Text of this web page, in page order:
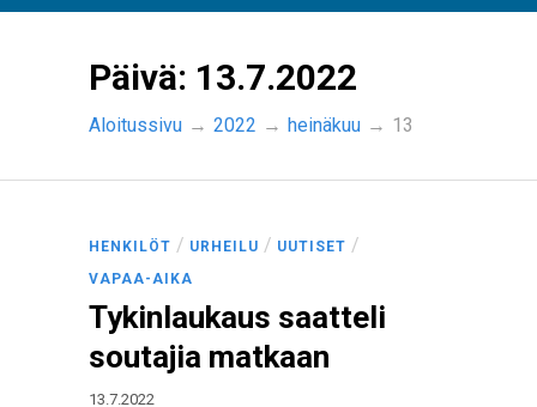
Päivä: 13.7.2022
Aloitussivu → 2022 → heinäkuu → 13
HENKILÖT / URHEILU / UUTISET /
VAPAA-AIKA
Tykinlaukaus saatteli
soutajia matkaan
13.7.2022